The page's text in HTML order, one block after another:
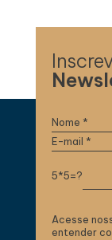
5*5=?
Acesse
entender